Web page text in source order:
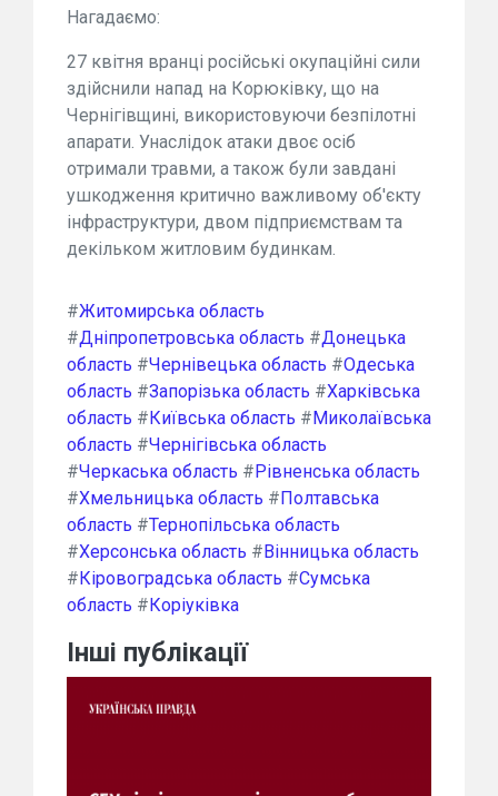
Нагадаємо:
27 квітня вранці російські окупаційні сили
здійснили напад на Корюківку, що на
Чернігівщині, використовуючи безпілотні
апарати. Унаслідок атаки двоє осіб
отримали травми, а також були завдані
ушкодження критично важливому об'єкту
інфраструктури, двом підприємствам та
декільком житловим будинкам.
#Житомирська область
#Дніпропетровська область #Донецька
область #Чернівецька область #Одеська
область #Запорізька область #Харківська
область # Київська область # Миколаївська
область #Чернігівська область
#Черкаська область # Рівненська область
#Хмельницька область # Полтавська
область #Тернопільська область
#Херсонська область # Вінницька область
# Кіровоградська область #Сумська
область # Коріуківка
Інші публікації